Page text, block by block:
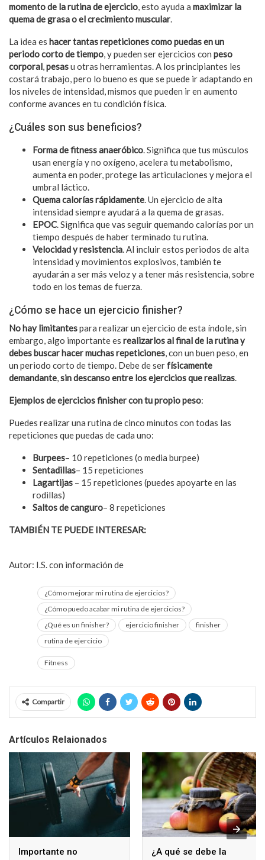
momento de la rutina de ejercicio, esto ayuda a maximizar la
quema de grasa o el crecimiento muscular.
La idea es hacer tantas repeticiones como puedas en un
periodo corto de tiempo, y pueden ser ejercicios con peso
corporal,pesasu otras herramientas. A los principiantes les
costará trabajo, pero lo bueno es que se puede ir adaptando en
los niveles de intensidad, mismos que pueden ir en aumento
conforme avances en tu condición física.
¿Cuáles son sus beneficios?
Forma de fitness anaeróbico. Significa que tus músculos
usan energía y no oxígeno, acelera tu metabolismo,
aumenta en poder, protege las articulaciones y mejora el
umbral láctico.
Quema calorías rápidamente. Un ejercicio de alta
intensidad siempre ayudará a la quema de grasas.
EPOC. Significa que vas seguir quemando calorías por un
tiempo después de haber terminado tu rutina.
Velocidad y resistencia. Al incluir estos periodos de alta
intensidad y movimientos explosivos, también te
ayudarán a ser más veloz y a tener más resistencia, sobre
todo en los temas de fuerza.
¿Cómo se hace un ejercicio finisher?
No hay limitantespara realizar un ejercicio de esta índole, sin
embargo, algo importante es realizarlos al final de la rutina y
debes buscar hacer muchas repeticiones, con un buen peso, en
un periodo corto de tiempo. Debe de serfísicamente
demandante,sin descanso entre los ejercicios que realizas.
Ejemplos de ejercicios finisher con tu propio peso:
Puedes realizar una rutina de cinco minutos con todas las
repeticiones que puedas de cada uno:
Burpees– 10 repeticiones (o media burpee)
Sentadillas– 15 repeticiones
Lagartijas – 15 repeticiones (puedes apoyarte en las
rodillas)
Saltos de canguro– 8 repeticiones
TAMBIÉN TE PUEDE INTERESAR:
Autor: I.S. con información de
¿Cómo mejorar mi rutina de ejercicios?
¿Cómo puedo acabar mi rutina de ejercicios?
¿Qué es un finisher?
ejercicio finisher
finisher
rutina de ejercicio
Fitness
Compartir
Artículos Relaionados
Importante no
¿A qué se debe la